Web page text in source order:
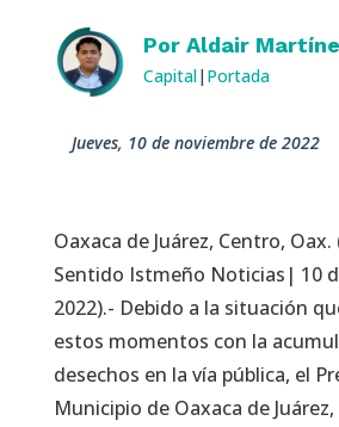
Por Aldair
Capital| Portada
jueves, 10 de noviembre de 2022
Oaxaca de Juárez, Centro, Oax.
Sentido Istmeño Noticias| 10
2022).- Debido a la situación
estos momentos con la
desechos en la vía pública, el
Municipio de Oaxaca de